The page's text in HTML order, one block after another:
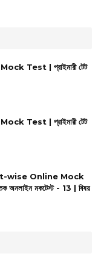
Test | প্রাইমারী টেট
Test | প্রাইমারী টেট
wise Online Mock
অনলাইন মকটেস্ট - 13 | বিষয়